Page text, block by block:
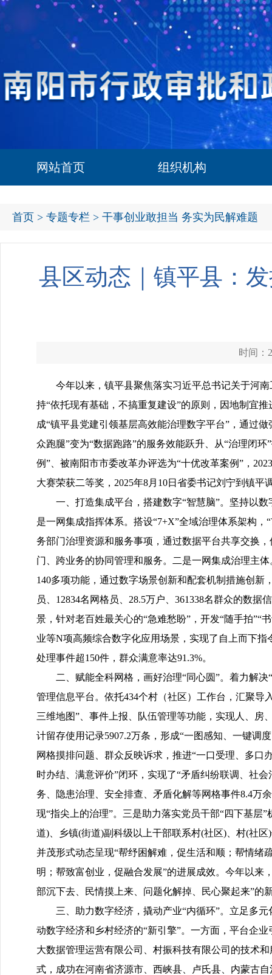
网站首页 组织机构
首页 > 专题专栏 > 干事创业敢担当 务实为民解难题
县区动态｜镇平县：
时间：
今年以来，镇平县聚焦落实习近平总书记关于河
持“依托现有基础，不搞重复建设”的原则，因地制宜
成“镇平县党建引领基层高效能治理数字平台”，通过
众跑腿”变为“数据跑路”的服务效能跃升、从“治理闭
例”、被南阳市市委改革办评选为“十优改革案例”，
大赛荣获二等奖，2025年8月10日省委书记刘宁到镇平
一、打造集成平台，搭建数字“智慧脑”。坚持以
是一网集成指挥体系。搭设“7+X”全域治理体系架构
务部门治理资源和服务事项，通过数据平台共享交换
门、跨业务的协同管理和服务。二是一网集成治理主
140多项功能，通过数字场景创新和配套机制措施创新
员、12834名网格员、28.5万户、361338名群众的数
景，针对老百姓最关心的“急难愁盼”，开发“随手拍”“
业等N项高频综合数字化应用场景，实现了自上而下
处理事件超150件，群众满意率达91.3%。
二、赋能全科网格，画好治理“同心圆”。着力解
管理信息平台。依托434个村（社区）工作台，汇聚
三维地图”、事件上报、队伍管理等功能，实现人、房
计留存使用记录5907.2万条，形成“一图感知、一键调
网格摸排问题、群众反映诉求，推进“一口受理、多
时办结、满意评价”闭环，实现了“矛盾纠纷联调、社
务、隐患治理、安全排查、矛盾化解等网格事件8.4万
现“指尖上的治理”。三是助力落实党员干部“四下基层
道)、乡镇(街道)副科级以上干部联系村(社区)、村(社
并茂形式动态呈现“帮纾困解难，促生活和顺；帮情
明；帮致富创业，促融合发展”的进展成效。今年以来
部沉下去、民情摸上来、问题化解掉、民心聚起来”的
三、助力数字经济，撬动产业“内循环”。立足多
动数字经济和乡村经济的“新引擎”。一方面，平台企
大数据管理运营有限公司、村振科技有限公司的技术
式，成功在河南省济源市、西峡县、卢氏县、内蒙古